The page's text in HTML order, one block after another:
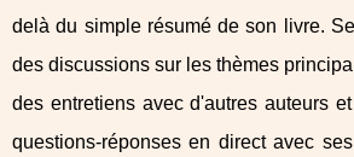
delà du simple résumé de son livre.
des discussions sur les thèmes
des entretiens avec d'autres auteurs
questions-réponses en direct avec